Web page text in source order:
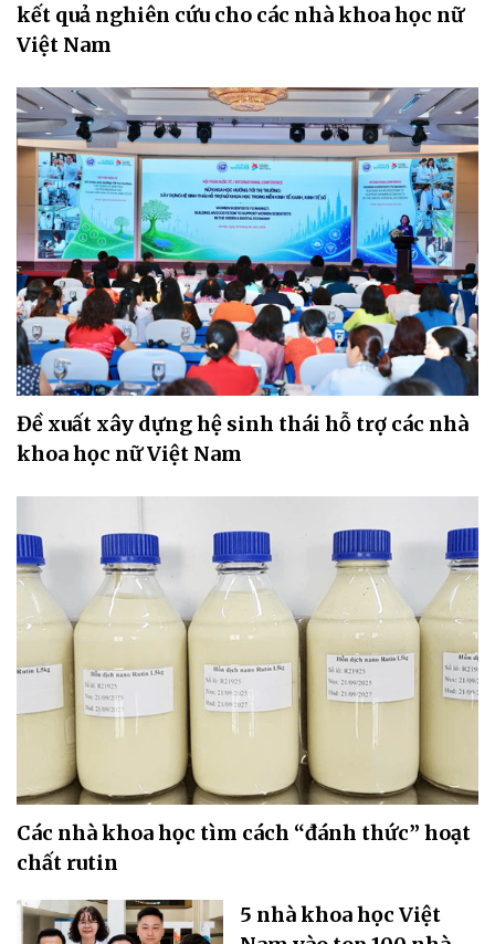
kết quả nghiên cứu cho các nhà khoa học nữ
Việt Nam
Đề xuất xây dựng hệ sinh thái hỗ trợ các nhà
khoa học nữ Việt Nam
Các nhà khoa học tìm cách “đánh thức” hoạt
chất rutin
5 nhà khoa học Việt